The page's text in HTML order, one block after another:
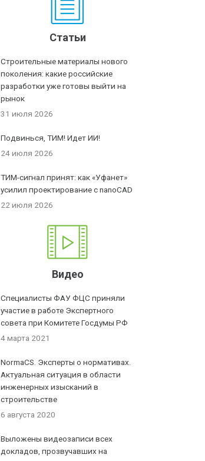
Статьи
Строительные материалы нового
поколения: какие российские
разработки уже готовы выйти на
рынок
31 июля 2026
Подвинься, ТИМ! Идет ИИ!
24 июля 2026
ТИМ-сигнал принят: как «Уфанет»
усилил проектирование с nanoCAD
22 июля 2026
Видео
Специалисты ФАУ ФЦС приняли
участие в работе Экспертного
совета при Комитете Госдумы РФ
4 марта 2021
NormaCS. Эксперты о нормативах.
Актуальная ситуация в области
инженерных изысканий в
строительстве
6 августа 2020
Выложены видеозаписи всех
докладов, прозвучавших на